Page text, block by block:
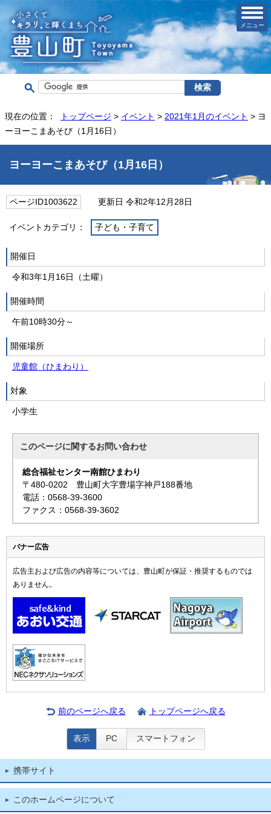
メニュー
現在の位置： トップページ > イベント > 2021年1月のイベント > ヨ
ーヨーこまあそび（1月16日）
ヨーヨーこまあそび（1月16日）
ページID1003622 更新日 令和2年12月28日
イベントカテゴリ： 子ども・子育て
開催日
令和3年1月16日（土曜）
開催時間
午前10時30分～
開催場所
児童館（ひまわり）
対象
小学生
このページに関するお問い合わせ
総合福祉センター南館ひまわり
〒480-0202 豊山町大字豊場字神戸188番地
電話：0568-39-3600
ファクス：0568-39-3602
バナー広告
広告主および広告の内容等については、豊山町が保証・推奨するものでは
ありません。
前のページへ戻る トップページへ戻る
表示 PC スマートフォン
携帯サイト
このホームページについて